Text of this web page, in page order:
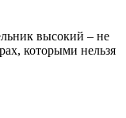
высокий – не
которыми нельзя